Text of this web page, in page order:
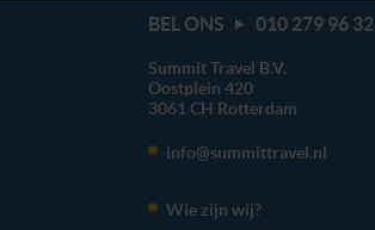
BEL ONS 010 279 96 32
Summit Travel B.V.
Oostplein 420
3061 CH Rotterdam
info@summittravel.nl
Wie zijn wij?